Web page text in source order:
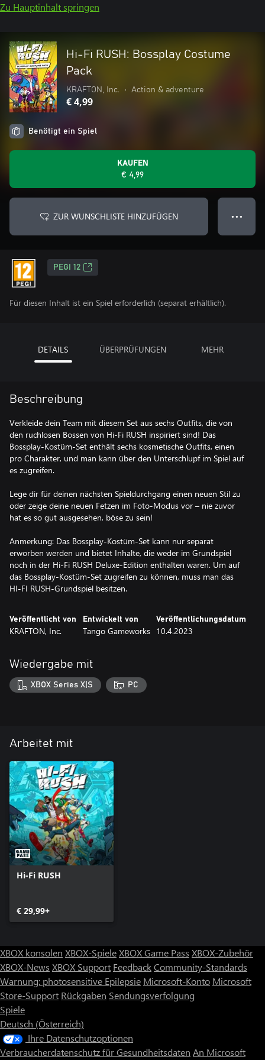
Zu Hauptinhalt springen
Hi-Fi RUSH: Bossplay Costume
Pack
KRAFTON, Inc. • Action & adventure
€ 4,99
Benötigt ein Spiel
KAUFEN
€ 4,99
ZUR WUNSCHLISTE HINZUFÜGEN ● ● ●
PEGI 12
Für diesen Inhalt ist ein Spiel erforderlich (separat erhältlich).
DETAILS ÜBERPRÜFUNGEN MEHR
Beschreibung
Verkleide dein Team mit diesem Set aus sechs Outfits, die von
den ruchlosen Bossen von Hi-Fi RUSH inspiriert sind! Das
Bossplay-Kostüm-Set enthält sechs kosmetische Outfits, einen
pro Charakter, und man kann über den Unterschlupf im Spiel auf
es zugreifen.
Lege dir für deinen nächsten Spieldurchgang einen neuen Stil zu
oder zeige deine neuen Fetzen im Foto-Modus vor – nie zuvor
hat es so gut ausgesehen, böse zu sein!
Anmerkung: Das Bossplay-Kostüm-Set kann nur separat
erworben werden und bietet Inhalte, die weder im Grundspiel
noch in der Hi-Fi RUSH Deluxe-Edition enthalten waren. Um auf
das Bossplay-Kostüm-Set zugreifen zu können, muss man das
HI-FI RUSH-Grundspiel besitzen.
Veröffentlicht von
KRAFTON, Inc.
Entwickelt von
Tango Gameworks
Veröffentlichungsdatum
10.4.2023
Wiedergabe mit
XBOX Series X|S PC
Arbeitet mit
Hi-Fi RUSH
€ 29,99+
XBOX konsolen XBOX-SpieleXBOX Game Pass XBOX-Zubehör
XBOX-News XBOX Support FeedbackCommunity-Standards
Warnung: photosensitive Epilepsie Microsoft-Konto Microsoft
Store-Support Rückgaben Sendungsverfolgung
Spiele
Deutsch (Österreich)
Ihre Datenschutzoptionen
Verbraucherdatenschutz für Gesundheitsdaten An Microsoft